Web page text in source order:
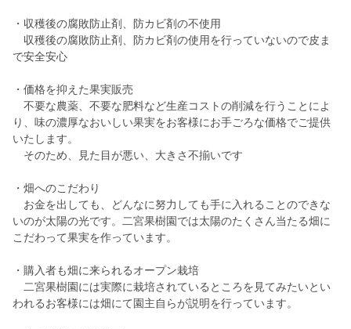
・収穫後の腐敗防止剤、防カビ剤の不使用
収穫後の腐敗防止剤、防カビ剤の使用を行っていないので皮ま
で安全安心
・価格を抑えた果実販売
不要な農薬、不要な肥料など生産コストの削減を行うことによ
り、味の濃厚なおいしい果実をお客様にお手ごろな価格でご提供
いたします。
そのため、見た目が悪い、大きさ不揃いです
・畑へのこだわり
お金を出しても、どんなに努力しても手に入れることのできな
いのが太陽の光です。二宮果樹園では太陽のたくさん当たる畑に
こだわって果実を作っています。
・購入者も畑に来られるオープン栽培
二宮果樹園には実際に栽培されているところを見てみたいとい
われるお客様には畑にて園主自らが説明を行っています。